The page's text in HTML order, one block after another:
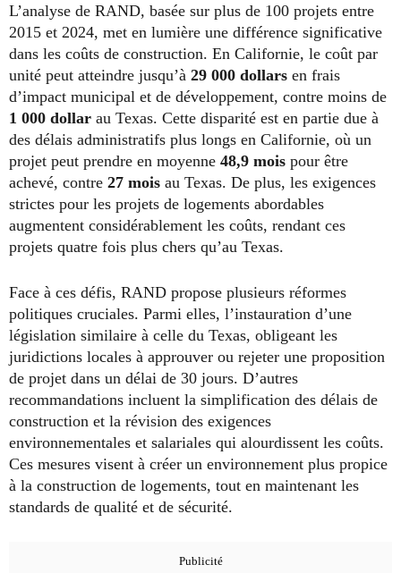
L’analyse de RAND, basée sur plus de 100 projets entre
2015 et 2024, met en lumière une différence significative
dans les coûts de construction. En Californie, le coût par
unité peut atteindre jusqu’à 29 000 dollars en frais
d’impact municipal et de développement, contre moins de
1 000 dollar au Texas. Cette disparité est en partie due à
des délais administratifs plus longs en Californie, où un
projet peut prendre en moyenne 48,9 mois pour être
achevé, contre 27 mois au Texas. De plus, les exigences
strictes pour les projets de logements abordables
augmentent considérablement les coûts, rendant ces
projets quatre fois plus chers qu’au Texas.
Face à ces défis, RAND propose plusieurs réformes
politiques cruciales. Parmi elles, l’instauration d’une
législation similaire à celle du Texas, obligeant les
juridictions locales à approuver ou rejeter une proposition
de projet dans un délai de 30 jours. D’autres
recommandations incluent la simplification des délais de
construction et la révision des exigences
environnementales et salariales qui alourdissent les coûts.
Ces mesures visent à créer un environnement plus propice
à la construction de logements, tout en maintenant les
standards de qualité et de sécurité.